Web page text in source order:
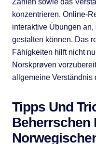
Zahlen sowie das
konzentrieren. Online-
interaktive Übungen
gestalten können. Das
Fähigkeiten hilft nicht
Norskprøven
allgemeine Verständnis
Tipps Und
Beherrschen